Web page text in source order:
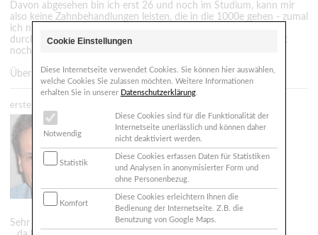
Davon abgesehen bin ich erst 26 und noch im Studium, kann mir
also keine Zahnbehandlungen leisten, die in die 1000e gehen - zumal
ich nicht beurteilen kann, was sinnvoll ist. Ich habe zwar ein
durchgängiges Bonusheft, aber ich glaube, dass das im Moment
noch nicht viel nützt, da ich noch zu jung bin.
Über eine Antwort würde ich mich sehr freuen!
erstellt: 05.11.2010 - 21:18
Zahnarzt
Dr. Püllen MMSc
63263 Neu-Isenburg
frankpuellen@arcor.de
http://www.zahnarzt-dr-puellen.de
Sehr geehrte/r Anonymus,
Cookie Einstellungen
Diese Internetseite verwendet Cookies. Sie können hier auswählen,
welche Cookies Sie zulassen möchten. Weitere Informationen
erhalten Sie in unserer Datenschutzerklärung.
Notwendig
Diese Cookies sind für die Funktionalität der
Internetseite unerlässlich und können daher
nicht deaktiviert werden.
Statistik
Diese Cookies erfassen Daten für Statistiken
und Analysen in anonymisierter Form und
ohne Personenbezug.
Komfort
Diese Cookies erleichtern Ihnen die
Bedienung der Internetseite. Z.B. die
Benutzung von Google Maps.